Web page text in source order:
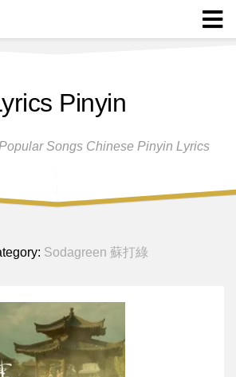
Policy
Pinyin
Songs Chinese Pinyin Lyrics
Sodagreen 蘇打綠